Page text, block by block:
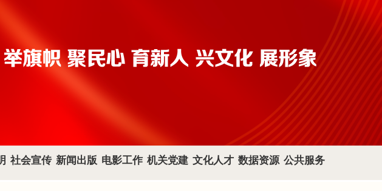
社会宣传 新闻出版 电影工作 机关党建 文化人才 数据资源 公共服务